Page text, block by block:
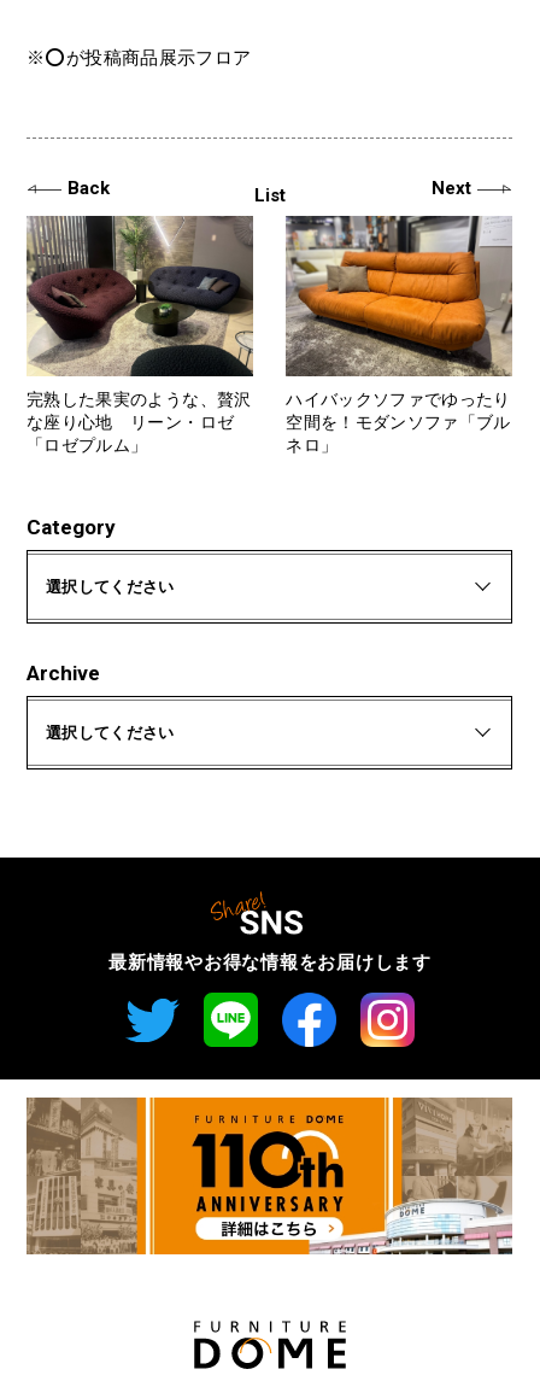
※⭕️が投稿商品展示フロア
Back
完熟した果実のような、贅沢
な座り心地 リーン・ロゼ
「ロゼプルム」
ハイバックソファでゆったり
空間を！モダンソファ「ブル
ネロ」
Next
List
Category
選択してください
Archive
選択してください
最新情報やお得な情報をお届けします